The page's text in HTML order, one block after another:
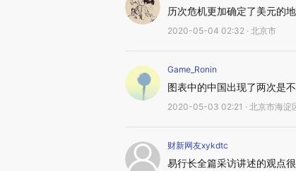
历次危机更加确定了美元的
2020-05-04 02:32 · 北京市
Game_Ronin
图表中的中国出现了两次是
2020-05-03 02:21 · 北京市海淀
财新网友xykdtc
易行长全篇采访讲述的观点